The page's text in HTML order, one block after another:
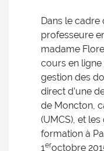
Dans le cadre
professeure
madame
cours en
gestion des
direct d’une
de Moncton,
(UMCS), et
formation à
1eroctobre